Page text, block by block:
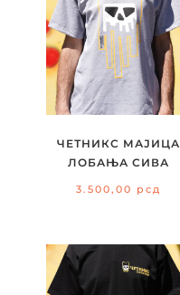
ЧЕТНИКС МАЈИЦА
ЛОБАЊА СИВА
3.500,00 рсд